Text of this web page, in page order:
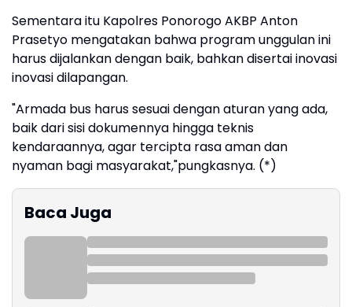
Sementara itu Kapolres Ponorogo AKBP Anton
Prasetyo mengatakan bahwa program unggulan ini
harus dijalankan dengan baik, bahkan disertai inovasi
inovasi dilapangan.
"Armada bus harus sesuai dengan aturan yang ada,
baik dari sisi dokumennya hingga teknis
kendaraannya, agar tercipta rasa aman dan
nyaman bagi masyarakat,"pungkasnya. (*)
Baca Juga